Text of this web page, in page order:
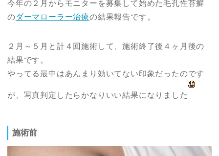
今年の２月からモニターを募集して始めた毛孔性苔癬
のダーマローラー治療の結果報告です。
２月～５月と計４回施術して、施術終了後４ヶ月後の
結果です。
やってる最中はあんまり効いてない印象だったのです
が、写真判定したらかなりいい結果になりました
施術前